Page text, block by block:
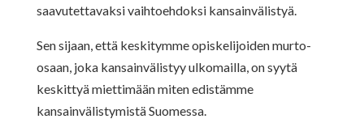
saavutettavaksi vaihtoehdoksi kansainvälistyä.
Sen sijaan, että keskitymme opiskelijoiden murto-
osaan, joka kansainvälistyy ulkomailla, on syytä
keskittyä miettimään miten edistämme
kansainvälistymistä Suomessa.